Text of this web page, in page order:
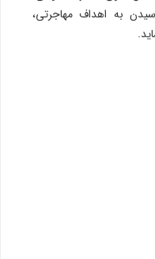
به اهداف مهاجرتی،